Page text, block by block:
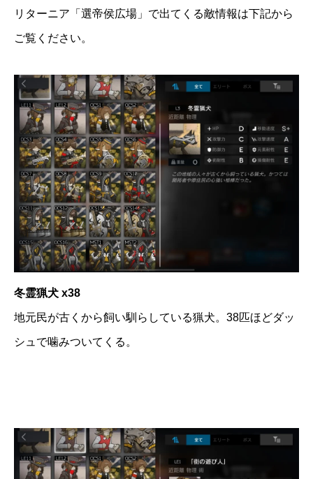
リターニア「選帝侯広場」で出てくる敵情報は下記から
ご覧ください。
冬霊猟犬 x38
地元民が古くから飼い馴らしている猟犬。38匹ほどダッ
シュで噛みついてくる。